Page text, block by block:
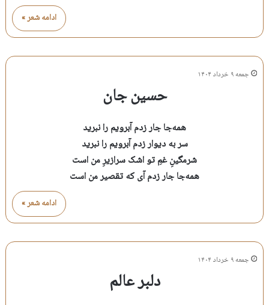
ادامه شعر »
جمعه ۹ خرداد ۱۴۰۴
حسین جان
همه‌جا جار زدم آبرویم را نبرید
سر به دیوار زدم آبرویم را نبرید
شرمگینِ غمِ تو اشک سرازیرِ من است
همه‌جا جار زدم آی که تقصیر من است
ادامه شعر »
جمعه ۹ خرداد ۱۴۰۴
دلبر عالم